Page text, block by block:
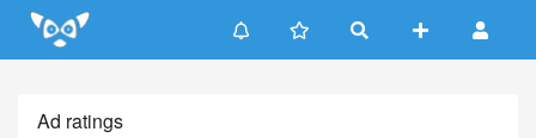
Update cookies preferences
Ad ratings